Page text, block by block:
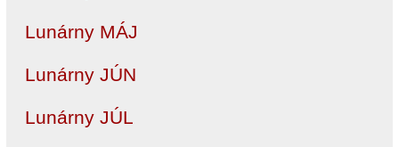
Lunárny MÁJ
Lunárny JÚN
Lunárny JÚL